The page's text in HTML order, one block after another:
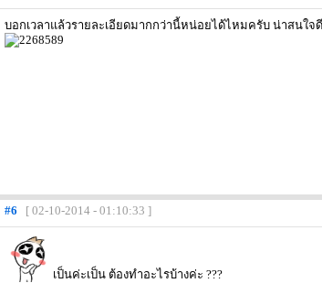
บอกเวลาแล้วรายละเอียดมากกว่านี้หน่อยได้ไหมครับ น่าสนใจ
#6 [ 02-10-2014 - 01:10:33 ]
เป็นค่ะเป็น ต้องทำอะไรบ้างค่ะ ???